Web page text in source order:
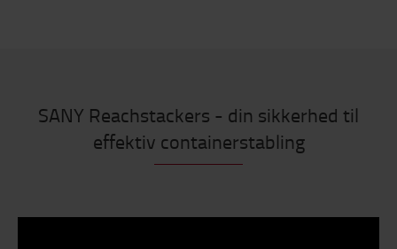
SANY Reachstackers - din sikkerhed til
effektiv containerstabling